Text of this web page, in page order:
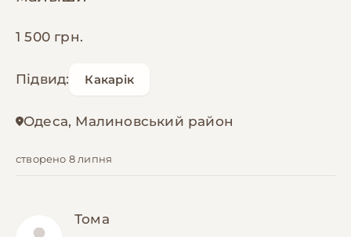
1 500 грн.
Підвид: Какарік
Одеса, Малиновський район
створено 8 липня
Тома